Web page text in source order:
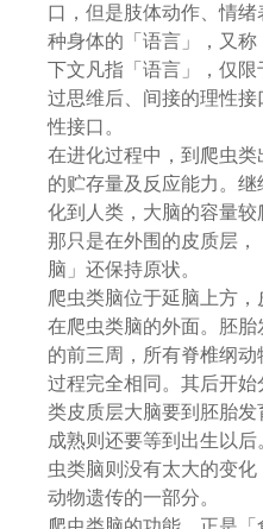
口，但是肢体动作、情绪
种身体的「语言」，又称
下文凡指「语言」，仅限
过思维后、间接的理性
性接口。
在进化过程中，到爬虫
的贮存量及反应能力。继
化到人类，大脑的容量
那只是在外围的皮质层，
脑」还保持原状。
爬虫类脑位于延脑上方
在爬虫类脑的外面。胚胎
的前三周，所有脊椎纲
过程完全相同。其后开始
类皮质层大脑要到胚胎发
成熟则还要等到出生以后
虫类脑则没有太大的变
动物遗传的一部分。